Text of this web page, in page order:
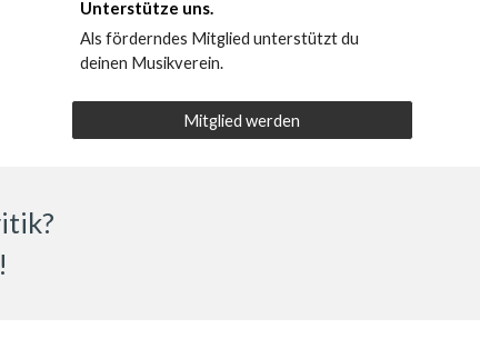
Unterstütze uns.
Als förderndes Mitglied unterstützt du
deinen Musikverein.
Mitglied werden